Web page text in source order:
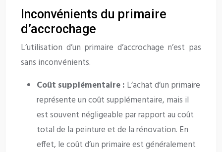
Inconvénients du primaire
d’accrochage
L’utilisation d’un primaire d’accrochage n’est pas
sans inconvénients.
Coût supplémentaire : L’achat d’un primaire
représente un coût supplémentaire, mais il
est souvent négligeable par rapport au coût
total de la peinture et de la rénovation. En
effet, le coût d’un primaire est généralement